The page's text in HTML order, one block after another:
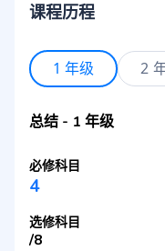
课程历程
1 年级 2
总结 - 1 年级
必修科目
4
选修科目
/8